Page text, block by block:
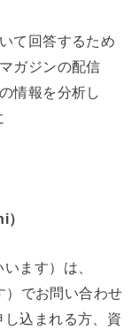
て回答するため
ガジンの配信
情報を分析し
）
ます）は、
）でお問い合わせ
込まれる方、資